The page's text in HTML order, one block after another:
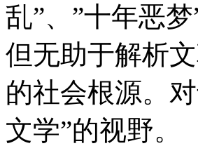
乱”、”十年恶
但无助于解析
的社会根源。
文学”的视野。